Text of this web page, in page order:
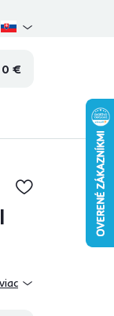
0 €